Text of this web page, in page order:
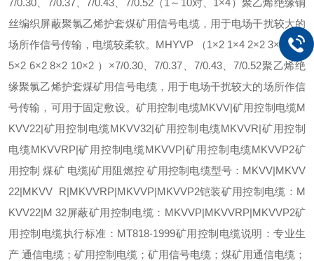
7/0.30、7/0.37、7/0.43、7/0.52（1～10对、1×4）聚乙烯绝缘铜
丝编织屏蔽聚氯乙烯护套煤矿用信号电缆，用于电场干扰较大的
场所作信号传输，电缆较柔软。MHYVP （1×2 1×4 2×2 3×2 4×2
5×2 6×2 8×2 10×2 ）×7/0.30、7/0.37、7/0.43、7/0.52聚乙烯绝
缘聚氯乙烯护套煤矿用信号电缆，用于电场干扰较大的场所作信
号传输，可用于固定敷设。矿用控制电缆MKVV|矿用控制电缆M
KVV22|矿用控制电缆MKVV32|矿用控制电缆MKVVR|矿用控制
电缆MKVVRP|矿用控制电缆MKVVP|矿用控制电缆MKVVP2矿
用控制 煤矿 电缆|矿用阻燃控 矿用控制电缆型号：MKVV|MKVV
22|MKVV R|MKVVRP|MKVVP|MKVVP2铠装矿用控制电缆：M
KVV22|M 32屏蔽矿用控制电缆：MKVVP|MKVVRP|MKVVP2矿
用控制电缆执行标准：MT818-1999矿用控制电缆说明：专业生
产 通信电缆；矿用控制电缆；矿用信号电缆；煤矿用通信电缆；